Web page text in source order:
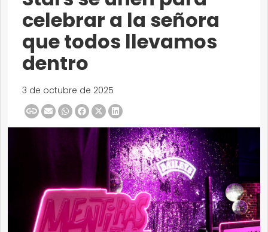
celebrar a la señora
que todos llevamos
dentro
3 de octubre de 2025